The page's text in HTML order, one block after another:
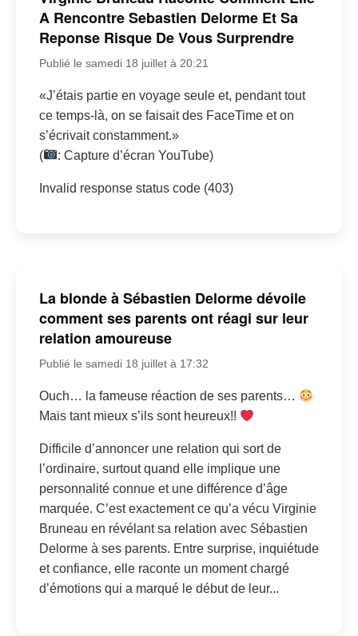
A Rencontre Sebastien Delorme Et Sa
Reponse Risque De Vous Surprendre
Publié le samedi 18 juillet à 20:21
«J’étais partie en voyage seule et, pendant tout
ce temps-là, on se faisait des FaceTime et on
s’écrivait constamment.»
(
: Capture d’écran YouTube)
Invalid response status code (403)
La blonde à Sébastien Delorme dévoile
comment ses parents ont réagi sur leur
relation amoureuse
Publié le samedi 18 juillet à 17:32
Ouch… la fameuse réaction de ses parents…
Mais tant mieux s’ils sont heureux!!
Difficile d’annoncer une relation qui sort de
l’ordinaire, surtout quand elle implique une
personnalité connue et une différence d’âge
marquée. C’est exactement ce qu’a vécu Virginie
Bruneau en révélant sa relation avec Sébastien
Delorme à ses parents. Entre surprise, inquiétude
et confiance, elle raconte un moment chargé
d’émotions qui a marqué le début de leur...